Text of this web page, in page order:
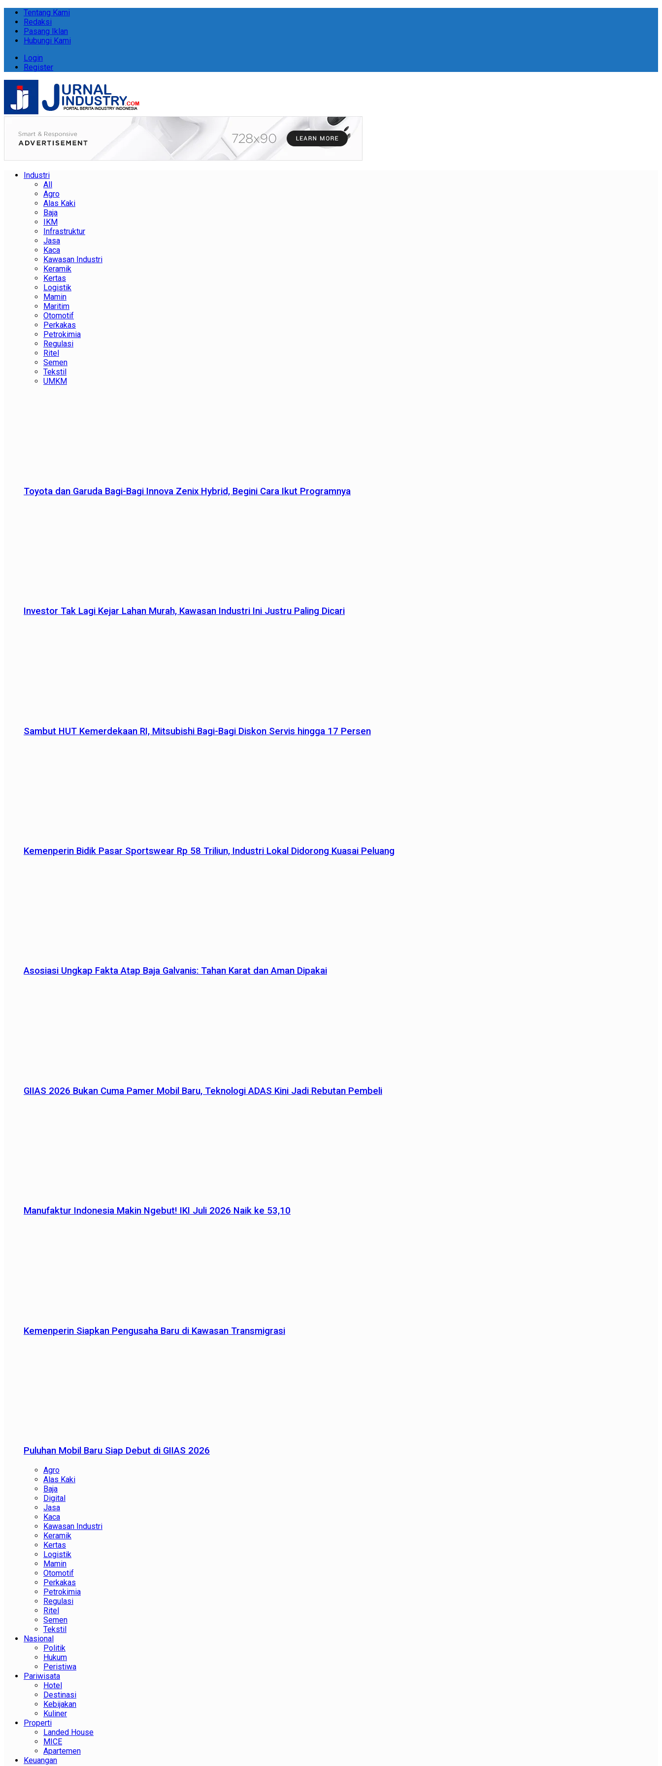
Tentang Kami
Redaksi
Pasang Iklan
Hubungi Kami
Login
Register
Industri
All
Agro
Alas Kaki
Baja
IKM
Infrastruktur
Jasa
Kaca
Kawasan Industri
Keramik
Kertas
Logistik
Mamin
Maritim
Otomotif
Perkakas
Petrokimia
Regulasi
Ritel
Semen
Tekstil
UMKM
Toyota dan Garuda Bagi-Bagi Innova Zenix Hybrid, Begini Cara Ikut Programnya
Investor Tak Lagi Kejar Lahan Murah, Kawasan Industri Ini Justru Paling Dicari
Sambut HUT Kemerdekaan RI, Mitsubishi Bagi-Bagi Diskon Servis hingga 17 Persen
Kemenperin Bidik Pasar Sportswear Rp 58 Triliun, Industri Lokal Didorong Kuasai Peluang
Asosiasi Ungkap Fakta Atap Baja Galvanis: Tahan Karat dan Aman Dipakai
GIIAS 2026 Bukan Cuma Pamer Mobil Baru, Teknologi ADAS Kini Jadi Rebutan Pembeli
Manufaktur Indonesia Makin Ngebut! IKI Juli 2026 Naik ke 53,10
Kemenperin Siapkan Pengusaha Baru di Kawasan Transmigrasi
Puluhan Mobil Baru Siap Debut di GIIAS 2026
Agro
Alas Kaki
Baja
Digital
Jasa
Kaca
Kawasan Industri
Keramik
Kertas
Logistik
Mamin
Otomotif
Perkakas
Petrokimia
Regulasi
Ritel
Semen
Tekstil
Nasional
Politik
Hukum
Peristiwa
Pariwisata
Hotel
Destinasi
Kebijakan
Kuliner
Properti
Landed House
MICE
Apartemen
Keuangan